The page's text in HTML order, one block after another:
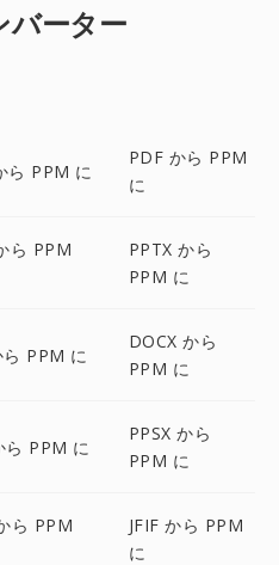
バーター
ら PPM に
PDF から PPM
に
ら PPM
PPTX から
PPM に
PPM に
DOCX から
PPM に
ら PPM に
PPSX から
PPM に
ら PPM
JFIF から PPM
に